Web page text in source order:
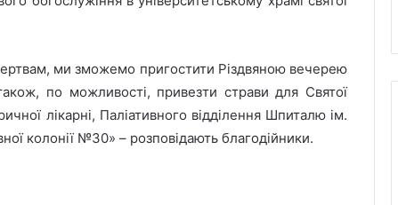
ми зможемо пригостити Різдвяною вечерею
по можливості, привезти страви для Святої
лікарні, Паліативного відділення Шпиталю ім.
колонії №30» – розповідають благодійники.